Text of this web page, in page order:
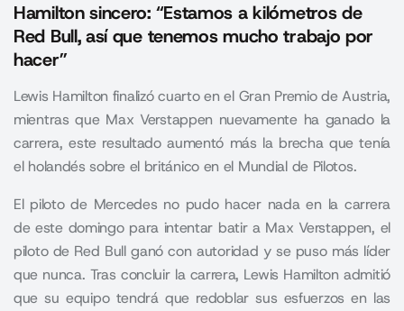
Hamilton sincero: “Estamos a kilómetros de
Red Bull, así que tenemos mucho trabajo por
hacer”
Lewis Hamilton finalizó cuarto en el Gran Premio de Austria,
mientras que Max Verstappen nuevamente ha ganado la
carrera, este resultado aumentó más la brecha que tenía
el holandés sobre el británico en el Mundial de Pilotos.
El piloto de Mercedes no pudo hacer nada en la carrera
de este domingo para intentar batir a Max Verstappen, el
piloto de Red Bull ganó con autoridad y se puso más líder
que nunca. Tras concluir la carrera, Lewis Hamilton admitió
que su equipo tendrá que redoblar sus esfuerzos en las